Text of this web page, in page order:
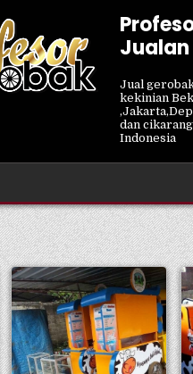
Jualan
Jual
kekinian
dan
Indonesia